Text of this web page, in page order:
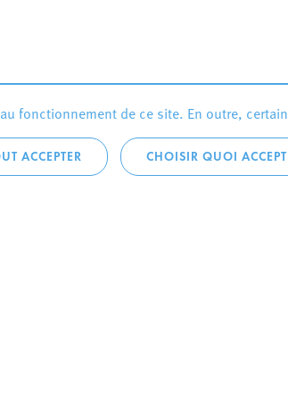
fonctionnement de ce site. En outre,
ACCEPTER CHOISIR QUOI